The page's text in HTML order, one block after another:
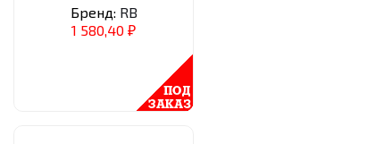
Бренд: RB
1 580,40 ₽